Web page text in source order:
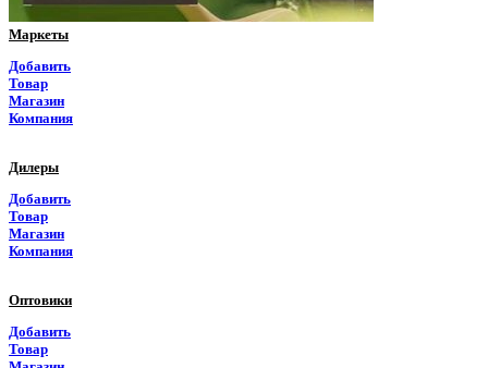
Ростовская область
Маркеты
Добавить
Товар
Магазин
Компания
Дилеры
Добавить
Товар
Магазин
Компания
Оптовики
Добавить
Товар